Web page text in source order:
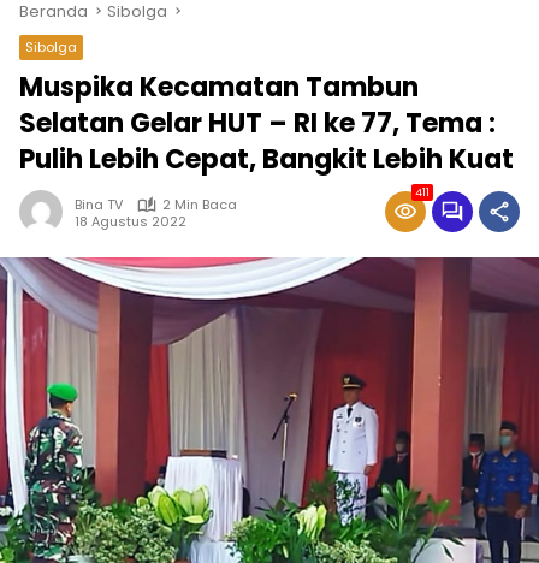
Beranda Sibolga
Sibolga
Muspika Kecamatan Tambun
Selatan Gelar HUT – RI ke 77, Tema :
Pulih Lebih Cepat, Bangkit Lebih Kuat
Bina TV
2 Min Baca
18 Agustus 2022
411